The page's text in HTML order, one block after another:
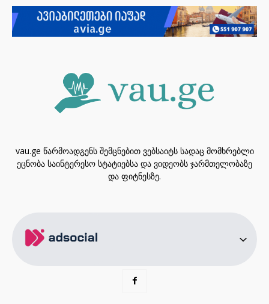
vau.ge წარმოადგენს შემცნებით ვებსაიტს სადაც მომხრებლი
ეცნობა საინტერესო სტატიებსა და ვიდეობს ჯარმთელობაზე
და ფიტნესზე.